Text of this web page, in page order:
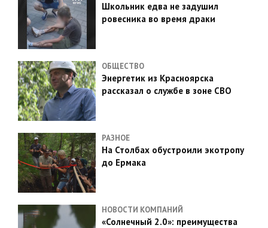
Школьник едва не задушил
ровесника во время драки
ОБЩЕСТВО
Энергетик из Красноярска
рассказал о службе в зоне СВО
РАЗНОЕ
На Столбах обустроили экотропу
до Ермака
НОВОСТИ КОМПАНИЙ
«Солнечный 2.0»: преимущества